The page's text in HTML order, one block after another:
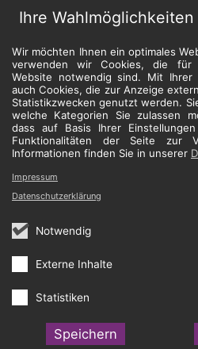
Ihre
Wir möchten Ihnen ein optimales
verwenden wir Cookies, die für
Website notwendig sind. Mit Ihrer
auch Cookies, die zur Anzeige
Statistikzwecken genutzt werden.
welche Kategorien Sie zulassen
dass auf Basis Ihrer
Funktionalitäten der Seite zur
Informationen finden Sie in unserer
Notwendig
Externe Inhalte
Statistiken
Speichern
Impressum
Datenschutzerklärung